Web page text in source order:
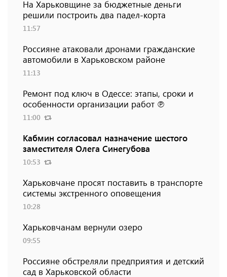
На Харьковщине за бюджетные деньги
решили построить два падел-корта
11:57
Россияне атаковали дронами гражданские
автомобили в Харьковском районе
11:13
Ремонт под ключ в Одессе: этапы, сроки и
особенности организации работ ℗
11:00
Кабмин согласовал назначение шестого
заместителя Олега Синегубова
10:53
Харьковчане просят поставить в транспорте
системы экстренного оповещения
10:28
Харьковчанам вернули озеро
09:55
Россияне обстреляли предприятия и детский
сад в Харьковской области